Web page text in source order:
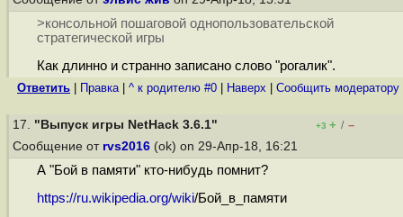
>консольной пошаговой однопользовательской
стратегической игры
Как длинно и странно записано слово "рогалик".
Ответить Правка| ^ к родителю #0 Наверх Cообщить модератору
17. "Выпуск игры NetHack 3.6.1" +3 + / –
Сообщение от rvs2016 (ok) on 29-Апр-18, 16:21
А "Бой в памяти" кто-нибудь помнит?
https://ru.wikipedia.org/wiki/Бой_в_памяти